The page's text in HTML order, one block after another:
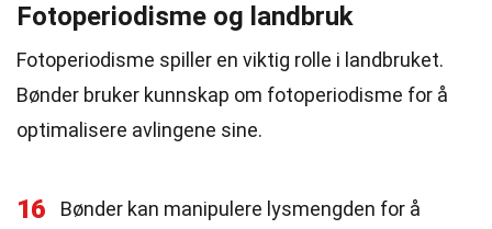
Fotoperiodisme og landbruk
Fotoperiodisme spiller en viktig rolle i landbruket.
Bønder bruker kunnskap om fotoperiodisme for å
optimalisere avlingene sine.
16
Bønder kan manipulere lysmengden for å